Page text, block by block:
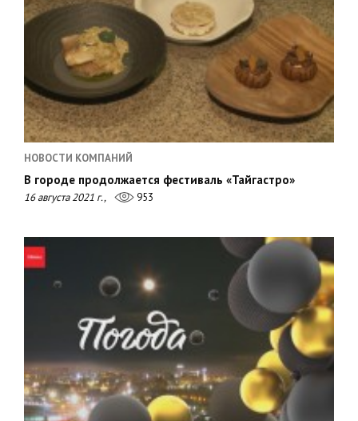
НОВОСТИ КОМПАНИЙ
В городе продолжается фестиваль «Тайгастро»
16 августа 2021 г., 953